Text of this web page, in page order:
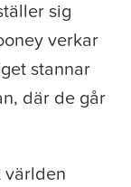
sig
verkar
stannar
där de går
världen